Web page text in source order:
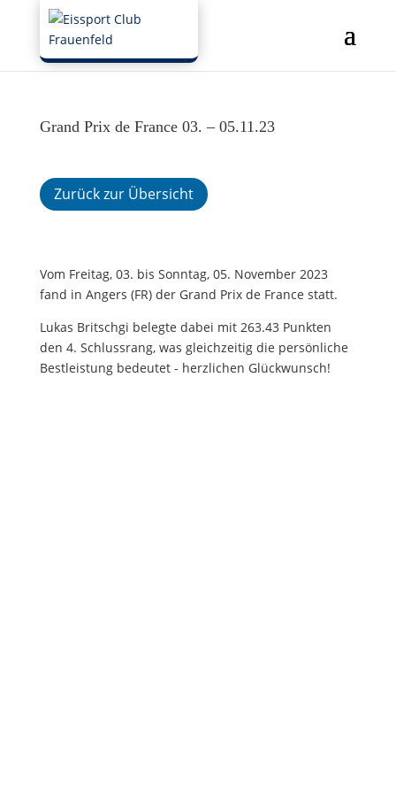
Grand Prix de France 03. – 05.11.23
Zurück zur Übersicht
Vom Freitag, 03. bis Sonntag, 05. November 2023
fand in Angers (FR) der Grand Prix de France statt.
Lukas Britschgi belegte dabei mit 263.43 Punkten
den 4. Schlussrang, was gleichzeitig die persönliche
Bestleistung bedeutet - herzlichen Glückwunsch!